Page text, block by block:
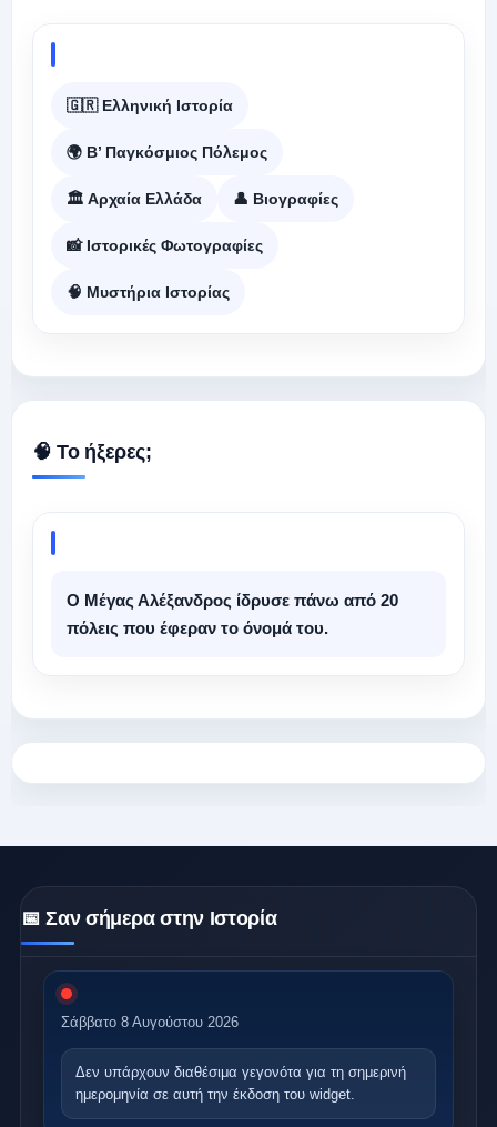
🇬🇷 Ελληνική Ιστορία
🌍 Β’ Παγκόσμιος Πόλεμος
🏛️ Αρχαία Ελλάδα 👤 Βιογραφίες
📸 Ιστορικές Φωτογραφίες
🧠 Μυστήρια Ιστορίας
🧠 Το ήξερες;
Ο Μέγας Αλέξανδρος ίδρυσε πάνω από 20
πόλεις που έφεραν το όνομά του.
📅 Σαν σήμερα στην Ιστορία
Σάββατο 8 Αυγούστου 2026
Δεν υπάρχουν διαθέσιμα γεγονότα για τη σημερινή
ημερομηνία σε αυτή την έκδοση του widget.